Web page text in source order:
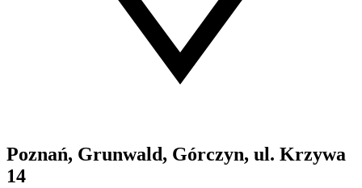
Poznań, Grunwald, Górczyn, ul. Krzywa
14